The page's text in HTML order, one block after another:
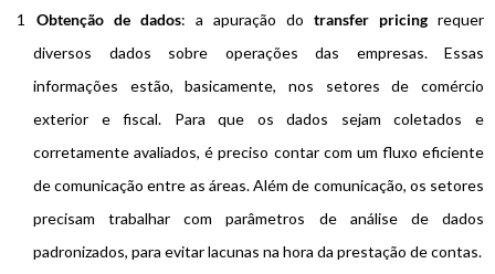
Obtenção de dados: a apuração do transfer pricing requer
diversos dados sobre operações das empresas. Essas
informações estão, basicamente, nos setores de comércio
exterior e fiscal. Para que os dados sejam coletados e
corretamente avaliados, é preciso contar com um fluxo eficiente
de comunicação entre as áreas. Além de comunicação, os setores
precisam trabalhar com parâmetros de análise de dados
padronizados, para evitar lacunas na hora da prestação de contas.